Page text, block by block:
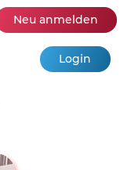
Neu anmelden
Login